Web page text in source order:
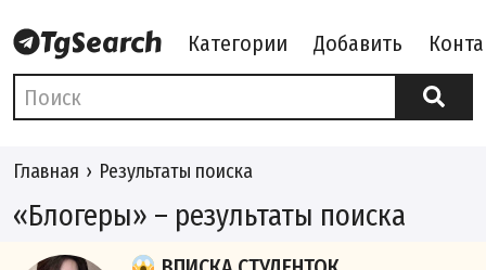
Категории Добавить
Главная Результаты поиска
«Блогеры» – результаты поиска